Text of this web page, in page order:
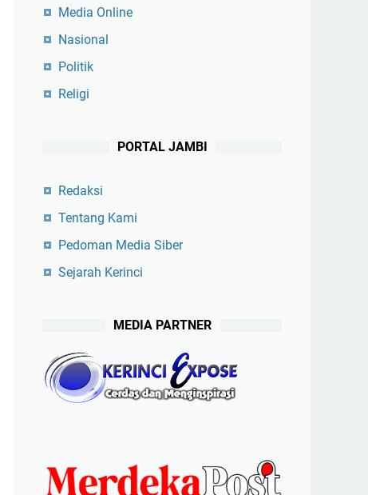
Media Online
Nasional
Politik
Religi
PORTAL JAMBI
Redaksi
Tentang Kami
Pedoman Media Siber
Sejarah Kerinci
MEDIA PARTNER